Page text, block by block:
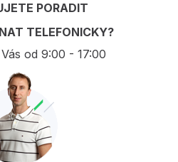
PORADIT
TELEFONICKY?
od 9:00 - 17:00